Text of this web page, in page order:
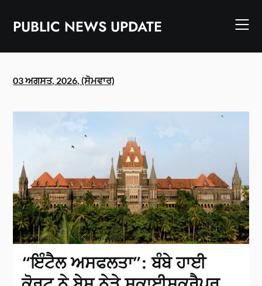
contentPUBLIC NEWS UPDATE
03 ਅਗਸਤ, 2026, (ਸੋਮਵਾਰ)
“ਇੰਟੈਲ ਅਸਫਲਤਾ”: ਬੰਬੇ ਹਾਈ